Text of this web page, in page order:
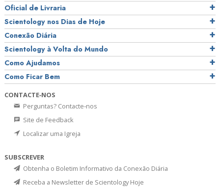
Oficial de Livraria
Scientology nos Dias de Hoje
Conexão Diária
Scientology à Volta do Mundo
Como Ajudamos
Como Ficar Bem
CONTACTE‑NOS
Perguntas? Contacte‑nos
Site de Feedback
Localizar uma Igreja
SUBSCREVER
Obtenha o Boletim Informativo da Conexão Diária
Receba a Newsletter de Scientology Hoje